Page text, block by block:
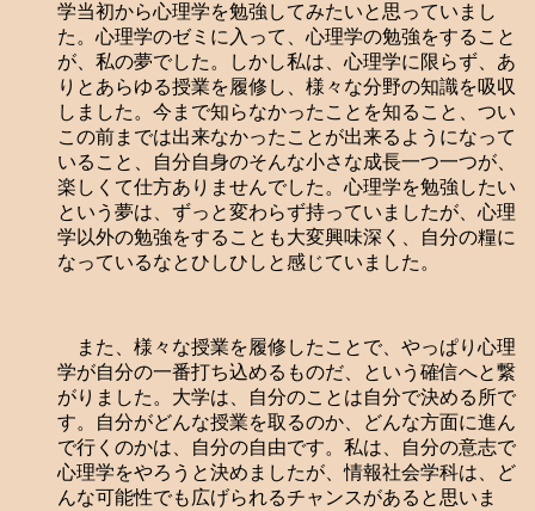
学当初から心理学を勉強してみたいと思っていまし
た。心理学のゼミに入って、心理学の勉強をすること
が、私の夢でした。しかし私は、心理学に限らず、あ
りとあらゆる授業を履修し、様々な分野の知識を吸収
しました。今まで知らなかったことを知ること、つい
この前までは出来なかったことが出来るようになって
いること、自分自身のそんな小さな成長一つ一つが、
楽しくて仕方ありませんでした。心理学を勉強したい
という夢は、ずっと変わらず持っていましたが、心理
学以外の勉強をすることも大変興味深く、自分の糧に
なっているなとひしひしと感じていました。
また、様々な授業を履修したことで、やっぱり心理
学が自分の一番打ち込めるものだ、という確信へと繋
がりました。大学は、自分のことは自分で決める所で
す。自分がどんな授業を取るのか、どんな方面に進ん
で行くのかは、自分の自由です。私は、自分の意志で
心理学をやろうと決めましたが、情報社会学科は、ど
んな可能性でも広げられるチャンスがあると思いま